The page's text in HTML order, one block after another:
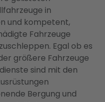
in
und kompetent,
Fahrzeuge
Egal ob es
größere Fahrzeuge
sind mit den
Bergung und